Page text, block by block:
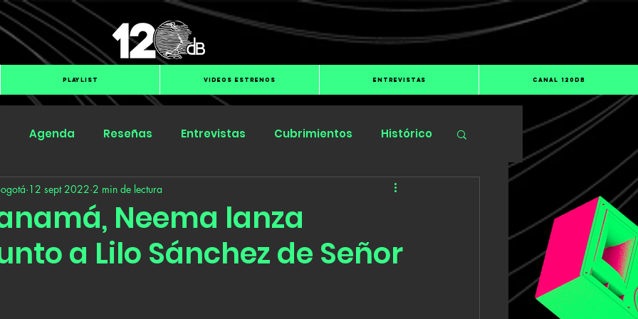
PLAYLIST VIDEOS ESTRENOS ENTREVISTAS CANAL 120dB
Agenda Reseñas Entrevistas Cubrimientos Histórico
Submit Hub Groover
Neema lanza
a Lilo Sánchez de Señor
12 sept 2022 2 min de lectura